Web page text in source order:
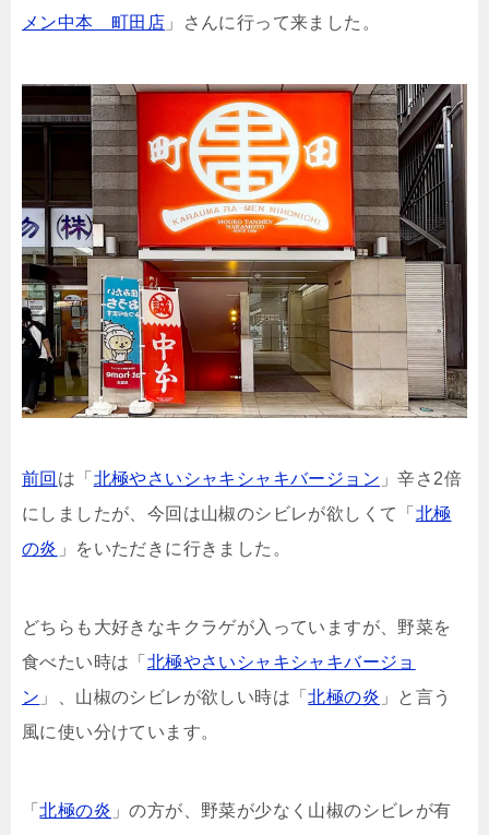
メン中本 町田店 」さんに行って来ました。
前回 は「 北極やさいシャキシャキバージョン 」辛さ2倍
にしましたが、今回は山椒のシビレが欲しくて「 北極
の炎 」をいただきに行きました。
どちらも大好きなキクラゲが入っていますが、野菜を
食べたい時は「 北極やさいシャキシャキバージョ
ン 」、山椒のシビレが欲しい時は「北極の炎 」と言う
風に使い分けています。
「北極の炎 」の方が、野菜が少なく山椒のシビレが有